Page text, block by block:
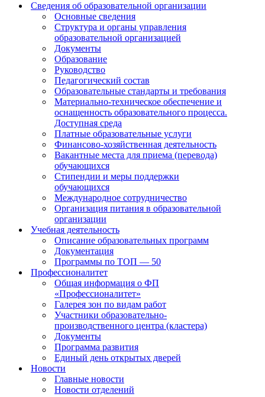
Сведения об образовательной организации
Основные сведения
Структура и органы управления
образовательной организацией
Документы
Образование
Руководство
Педагогический состав
Образовательные стандарты и требования
Материально-техническое обеспечение и
оснащенность образовательного процесса.
Доступная среда
Платные образовательные услуги
Финансово-хозяйственная деятельность
Вакантные места для приема (перевода)
обучающихся
Стипендии и меры поддержки
обучающихся
Международное сотрудничество
Организация питания в образовательной
организации
Учебная деятельность
Описание образовательных программ
Документация
Программы по ТОП — 50
Профессионалитет
Общая информация о ФП
«Профессионалитет»
Галерея зон по видам работ
Участники образовательно-
производственного центра (кластера)
Документы
Программа развития
Единый день открытых дверей
Новости
Главные новости
Новости отделений